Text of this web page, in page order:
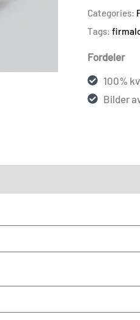
Categories:
Tags:
Fordeler
100%
Bilder